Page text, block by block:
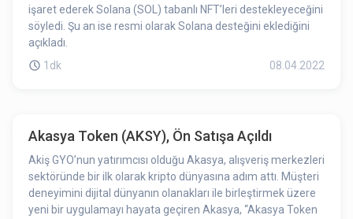
işaret ederek Solana (SOL) tabanlı NFT’leri destekleyeceğini
söyledi. Şu an ise resmi olarak Solana desteğini eklediğini
açıkladı.
1dk
08.04.2022
Akasya Token (AKSY), Ön Satışa Açıldı
Akiş GYO’nun yatırımcısı olduğu Akasya, alışveriş merkezleri
sektöründe bir ilk olarak kripto dünyasına adım attı. Müşteri
deneyimini dijital dünyanın olanakları ile birleştirmek üzere
yeni bir uygulamayı hayata geçiren Akasya, “Akasya Token